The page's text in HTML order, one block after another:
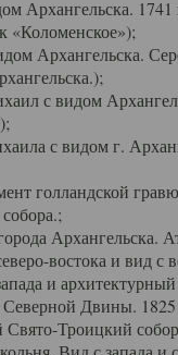
Архангельска. 1741
«Коломенское»);
Архангельска.
с видом
с видом г.
голландской
Архангельска.
востока и вид с
и
Двины. 1825
Троицкий собор.